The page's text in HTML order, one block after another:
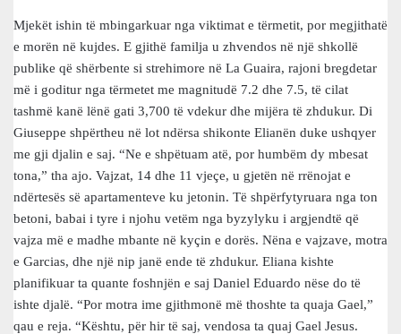
Mjekët ishin të mbingarkuar nga viktimat e tërmetit, por megjithatë
e morën në kujdes. E gjithë familja u zhvendos në një shkollë
publike që shërbente si strehimore në La Guaira, rajoni bregdetar
më i goditur nga tërmetet me magnitudë 7.2 dhe 7.5, të cilat
tashmë kanë lënë gati 3,700 të vdekur dhe mijëra të zhdukur. Di
Giuseppe shpërtheu në lot ndërsa shikonte Elianën duke ushqyer
me gji djalin e saj. “Ne e shpëtuam atë, por humbëm dy mbesat
tona,” tha ajo. Vajzat, 14 dhe 11 vjeçe, u gjetën në rrënojat e
ndërtesës së apartamenteve ku jetonin. Të shpërfytyruara nga ton
betoni, babai i tyre i njohu vetëm nga byzylyku i argjendtë që
vajza më e madhe mbante në kyçin e dorës. Nëna e vajzave, motra
e Garcias, dhe një nip janë ende të zhdukur. Eliana kishte
planifikuar ta quante foshnjën e saj Daniel Eduardo nëse do të
ishte djalë. “Por motra ime gjithmonë më thoshte ta quaja Gael,”
qau e reja. “Kështu, për hir të saj, vendosa ta quaj Gael Jesus.